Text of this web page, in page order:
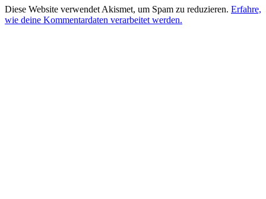
Diese Website verwendet Akismet, um Spam zu reduzieren. Erfahre,
wie deine Kommentardaten verarbeitet werden.